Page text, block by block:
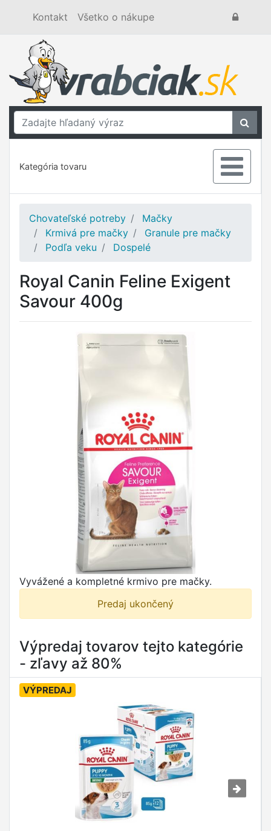
Kontakt Všetko o nákupe
Kategória tovaru
Chovateľské potreby
Mačky
Krmivá pre mačky
Granule pre mačky
Podľa veku
Dospelé
Royal Canin Feline Exigent
Savour 400g
Vyvážené a kompletné krmivo pre mačky.
Predaj ukončený
Výpredaj tovarov tejto kategórie
- zľavy až 80%
VÝPREDAJ